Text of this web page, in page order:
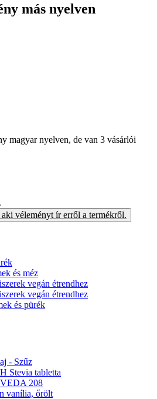
más nyelven
magyar nyelven, de van 3 vásárlói
véleményt ír erről a termékről.
és méz
vegán étrendhez
vegán étrendhez
és pürék
- Szűz
Stevia tabletta
208
vanília, őrölt